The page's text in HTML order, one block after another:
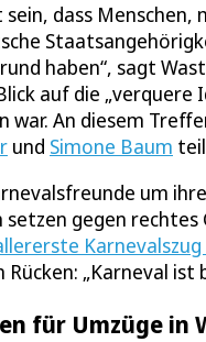
sein, dass
haben“, sagt
auf die
war. An diesem
und Simone Baum
um
setzen gegen
Karnevalszug
„Karneval ist
für Umzüge in